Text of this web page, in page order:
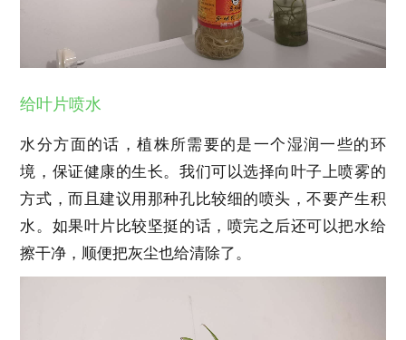
给叶片喷水
水分方面的话，植株所需要的是一个湿润一些的环
境，保证健康的生长。我们可以选择向叶子上喷雾的
方式，而且建议用那种孔比较细的喷头，不要产生积
水。如果叶片比较坚挺的话，喷完之后还可以把水给
擦干净，顺便把灰尘也给清除了。